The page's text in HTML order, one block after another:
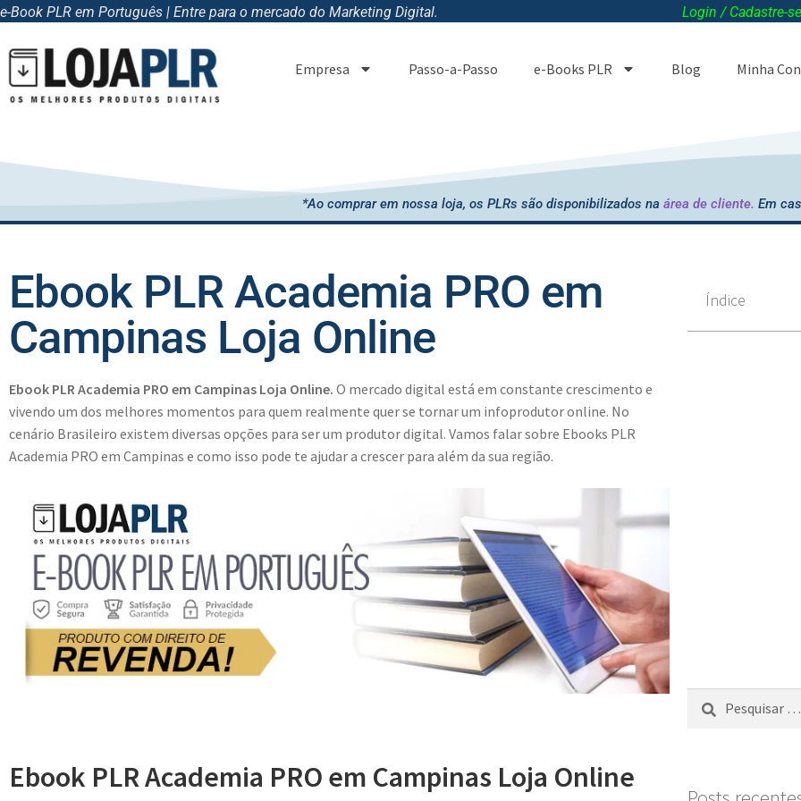
e-Book PLR em Português | Entre para o mercado do Marketing Digital. Login / Cadastre-
Empresa Passo-a-Passo e-Books PLR Blog Minha
*Ao comprar em nossa loja, os PLRs são disponibilizados na área de cliente. Em
Ebook PLR Academia PRO em
Campinas Loja Online
Ebook PLR Academia PRO em Campinas Loja Online. O mercado digital está em constante crescimento e
vivendo um dos melhores momentos para quem realmente quer se tornar um infoprodutor online. No
cenário Brasileiro existem diversas opções para ser um produtor digital. Vamos falar sobre Ebooks PLR
Academia PRO em Campinas e como isso pode te ajudar a crescer para além da sua região.
Ebook PLR Academia PRO em Campinas Loja Online
Índice